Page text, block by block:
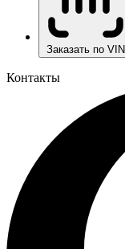
Заказать по VIN
Контакты